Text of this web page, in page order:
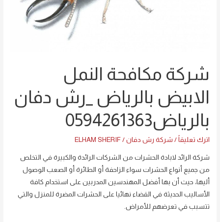
شركة مكافحة النمل
الابيض بالرياض _رش دفان
بالرياض0594261363
اترك تعليقاً / شركة رش دفان /
ELHAM SHERIF
شركة الرائد لابادة الحشرات من الشركات الرائدة والكبيرة في التخلص
من جميع أنواع الحشرات سواء الزاحفة أو الطائرة أو الصعب الوصول
أليها، حيث أن بها أفضل المهندسين المدربين على استخدام كافة
الأساليب الحديثة في القضاء نهائيا على الحشرات المضرة للمنزل والتي
تتسبب في تعرضهم للأمراض.